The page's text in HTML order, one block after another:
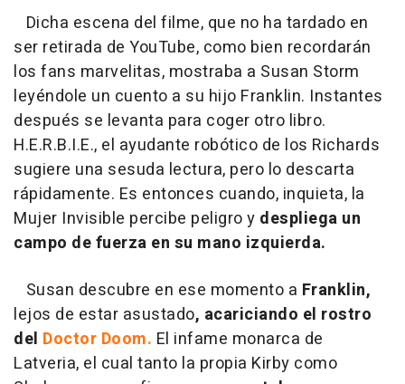
Dicha escena del filme, que no ha tardado en
ser retirada de YouTube, como bien recordarán
los fans marvelitas, mostraba a Susan Storm
leyéndole un cuento a su hijo Franklin. Instantes
después se levanta para coger otro libro.
H.E.R.B.I.E., el ayudante robótico de los Richards
sugiere una sesuda lectura, pero lo descarta
rápidamente. Es entonces cuando, inquieta, la
Mujer Invisible percibe peligro y despliega un
campo de fuerza en su mano izquierda.
Susan descubre en ese momento a Franklin,
lejos de estar asustado, acariciando el rostro
del Doctor Doom. El infame monarca de
Latveria, el cual tanto la propia Kirby como